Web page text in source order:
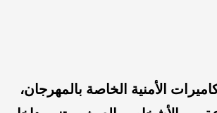
الأمنية الخاصة بالمهرجان،